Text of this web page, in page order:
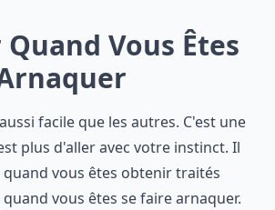
Vous Êtes
facile que les autres. C'est une
plus d'aller avec votre instinct. Il
vous êtes obtenir traités
vous êtes se faire arnaquer.